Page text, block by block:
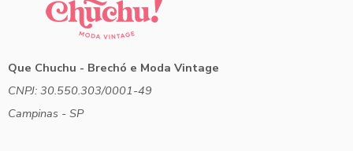
Que Chuchu - Brechó e Moda Vintage
CNPJ: 30.550.303/0001-49
Campinas - SP